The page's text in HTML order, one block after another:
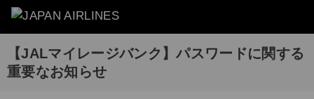
【JALマイレージバンク】パスワードに関する
重要なお知らせ